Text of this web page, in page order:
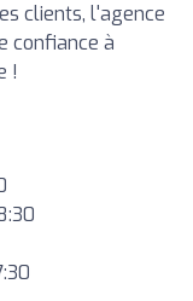
clients, l'agence
confiance à
!